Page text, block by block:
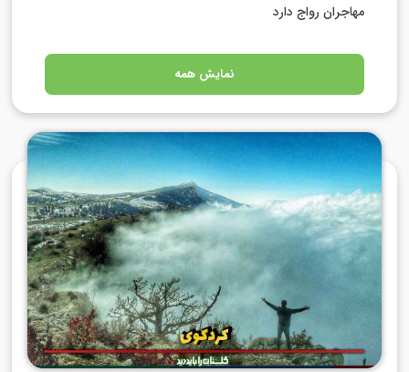
مهاجران رواج دارد
نمایش همه